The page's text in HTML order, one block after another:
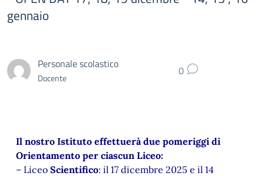
gennaio
Personale scolastico
Docente 0
Il nostro Istituto effettuerà due pomeriggi di
Orientamento per ciascun Liceo:
– Liceo Scientifico: il 17 dicembre 2025 e il 14